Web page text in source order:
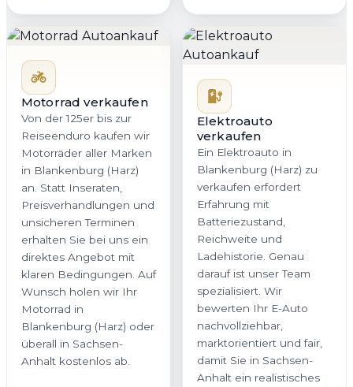
Motorrad verkaufen
Von der 125er bis zur
Reiseenduro kaufen wir
Motorräder aller Marken
in Blankenburg (Harz)
an. Statt Inseraten,
Preisverhandlungen und
unsicheren Terminen
erhalten Sie bei uns ein
direktes Angebot mit
klaren Bedingungen. Auf
Wunsch holen wir Ihr
Motorrad in
Blankenburg (Harz) oder
überall in Sachsen-
Anhalt kostenlos ab.
Elektroauto
verkaufen
Ein Elektroauto in
Blankenburg (Harz) zu
verkaufen erfordert
Erfahrung mit
Batteriezustand,
Reichweite und
Ladehistorie. Genau
darauf ist unser Team
spezialisiert. Wir
bewerten Ihr E-Auto
nachvollziehbar,
marktorientiert und fair,
damit Sie in Sachsen-
Anhalt ein realistisches